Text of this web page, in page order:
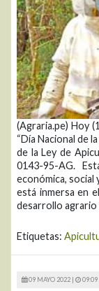
(Agraria.pe) Hoy
“Día Nacional de
de la Ley de
0143-95-AG.
económica, social
está inmersa en
desarrollo agrario
Etiquetas:
09 MAYO 2022 | 09:09